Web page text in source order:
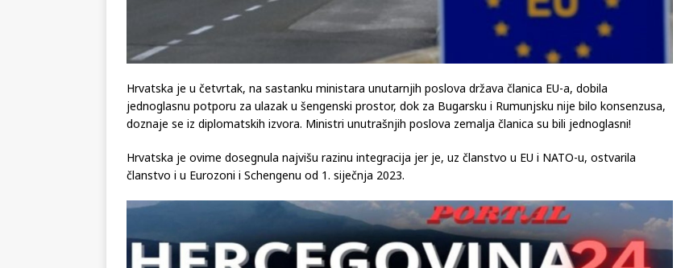
Hrvatska je u četvrtak, na sastanku ministara unutarnjih poslova država članica EU-a, dobila
jednoglasnu potporu za ulazak u šengenski prostor, dok za Bugarsku i Rumunjsku nije bilo konsenzusa,
doznaje se iz diplomatskih izvora. Ministri unutrašnjih poslova zemalja članica su bili jednoglasni!
Hrvatska je ovime dosegnula najvišu razinu integracija jer je, uz članstvo u EU i NATO-u, ostvarila
članstvo i u Eurozoni i Schengenu od 1. siječnja 2023.